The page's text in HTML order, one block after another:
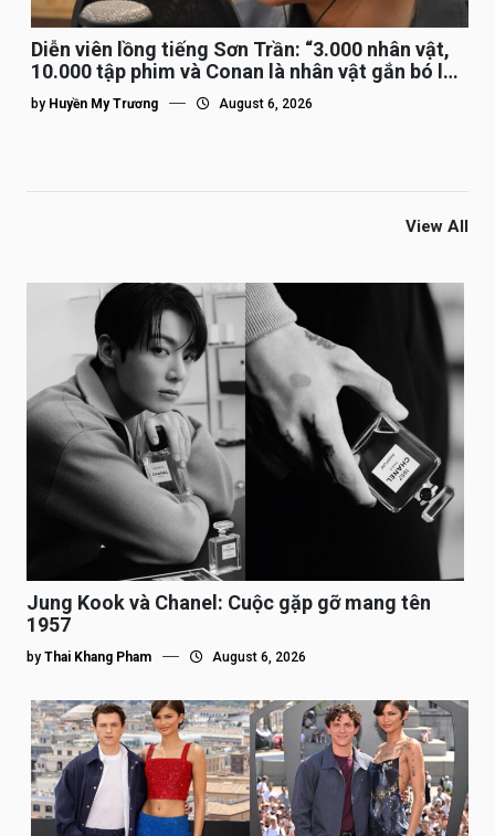
Diễn viên lồng tiếng Sơn Trần: “3.000 nhân vật,
10.000 tập phim và Conan là nhân vật gắn bó lâu
nhất”
by Huyền My Trương August 6, 2026
View All
Jung Kook và Chanel: Cuộc gặp gỡ mang tên
1957
by Thai Khang Pham August 6, 2026